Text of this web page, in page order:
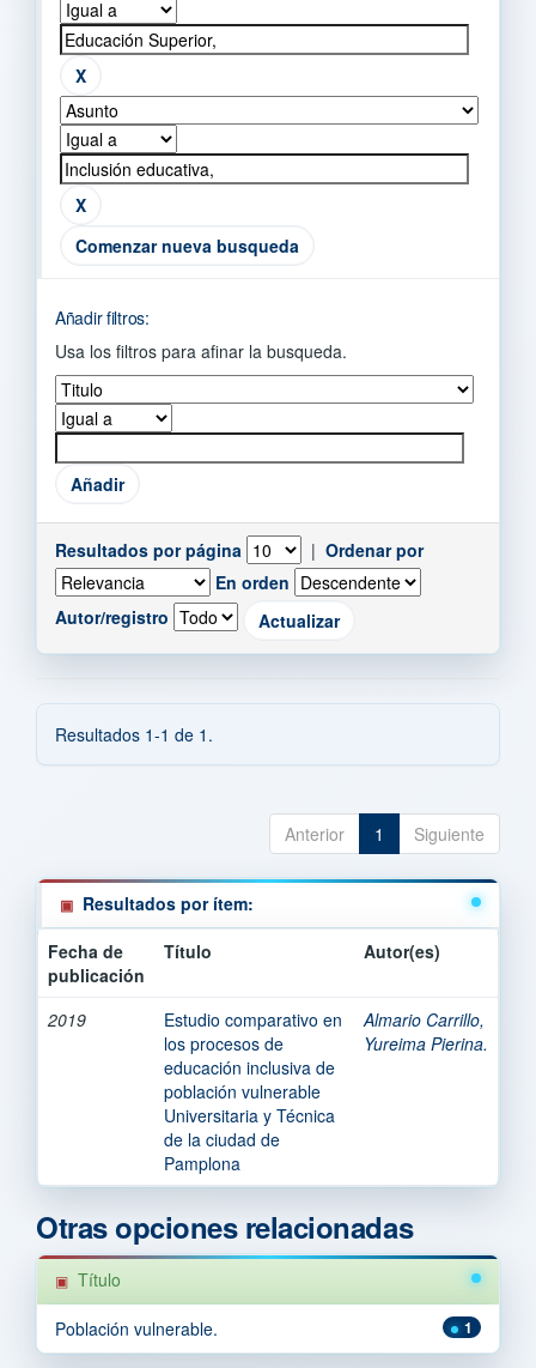
Comenzar nueva busqueda
Añadir filtros:
Usa los filtros para afinar la busqueda.
Resultados por página | Ordenar por
En orden
Autor/registro
Resultados 1-1 de 1.
Anterior 1 Siguiente
Resultados por ítem:
Fecha de
publicación
Título Autor(es)
2019
Estudio comparativo en
los procesos de
educación inclusiva de
población vulnerable
Universitaria y Técnica
de la ciudad de
Pamplona
Almario Carrillo,
Yureima Pierina.
Otras opciones relacionadas
Título
1
Población vulnerable.